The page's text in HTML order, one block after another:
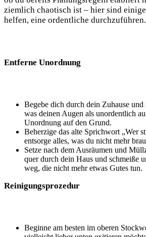
ziemlich chaotisch ist – hier sind
helfen, eine ordentliche durchzuführen.
Entferne Unordnung
Begebe dich durch dein Zuhause und
was deinen Augen als unordentlich
Unordnung auf den Grund.
Beherzige das alte Sprichwort „Wer
entsorge alles, was du nicht mehr
Setze nach dem Ausräumen und
quer durch dein Haus und schmeiße
weg, die nicht mehr etwas Gutes tun.
Reinigungsprozedur
Beginne am besten im oberen